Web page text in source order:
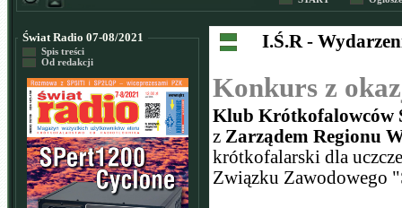
Świat Radio 07-08/2021
Spis treści
Od redakcji
I.Ś.R -
Konkurs z
Klub Krótkofalowców
z Zarządem Regionu
krótkofalarski dla
Związku Zawodowego